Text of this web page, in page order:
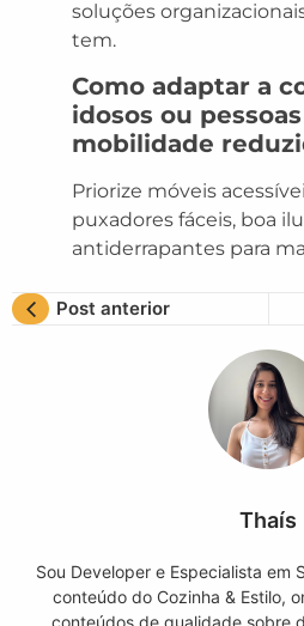
soluções
tem.
Como adaptar a
idosos ou
mobilidade
Priorize móveis
puxadores fáceis, boa
antiderrapantes para
Post anterior
Thaís
Sou Developer e Especialista em
conteúdo do Cozinha & Estilo,